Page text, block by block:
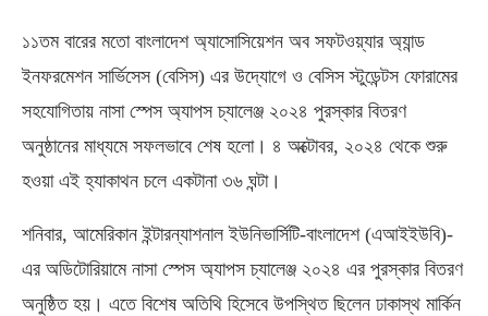
১১তম বারের মতো বাংলাদেশ অ্যাসোসিয়েশন অব সফটওয়্যার অ্যান্ড
ইনফরমেশন সার্ভিসেস (বেসিস) এর উদ্যোগে ও বেসিস স্টুডেন্টস ফোরামের
সহযোগিতায় নাসা স্পেস অ্যাপস চ্যালেঞ্জ ২০২৪ পুরস্কার বিতরণ
অনুষ্ঠানের মাধ্যমে সফলভাবে শেষ হলো। ৪ অক্টোবর, ২০২৪ থেকে শুরু
হওয়া এই হ্যাকাথন চলে একটানা ৩৬ ঘন্টা।
শনিবার, আমেরিকান ইন্টারন্যাশনাল ইউনিভার্সিটি-বাংলাদেশ (এআইইউবি)-
এর অডিটোরিয়ামে নাসা স্পেস অ্যাপস চ্যালেঞ্জ ২০২৪ এর পুরস্কার বিতরণ
অনুষ্ঠিত হয়। এতে বিশেষ অতিথি হিসেবে উপস্থিত ছিলেন ঢাকাস্থ মার্কিন